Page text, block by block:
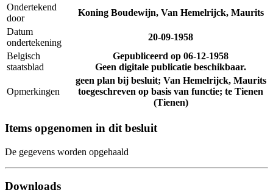
Ondertekend
door
Koning Boudewijn, Van Hemelrijck, Maurits
Datum
ondertekening
20-09-1958
Belgisch
staatsblad
Gepubliceerd op 06-12-1958
Geen digitale publicatie beschikbaar.
Opmerkingen
geen plan bij besluit; Van Hemelrijck, Maurits
toegeschreven op basis van functie; te Tienen
(Tienen)
Items opgenomen in dit besluit
De gegevens worden opgehaald
Downloads